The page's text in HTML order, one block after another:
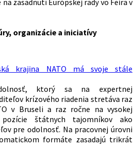
zasadnutí Európskej rady vo Feira v
organizácie a iniciatívy
krajina NATO má svoje stále
ktorý sa na expertnej
krízového riadenia stretáva raz
v Bruseli a raz ročne na vysokej
štátnych tajomníkov ako
pre odolnosť. Na pracovnej úrovni
formáte zasadajú trikrát